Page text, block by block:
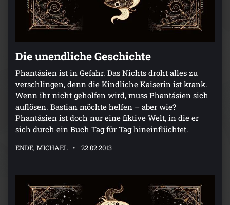
Die unendliche Geschichte
Phantásien ist in Gefahr. Das Nichts droht alles zu
verschlingen, denn die Kindliche Kaiserin ist krank.
Wenn ihr nicht geholfen wird, muss Phantásien sich
auflösen. Bastian möchte helfen – aber wie?
Phantásien ist doch nur eine fiktive Welt, in die er
sich durch ein Buch Tag für Tag hineinflüchtet.
ENDE, MICHAEL 22.02.2013